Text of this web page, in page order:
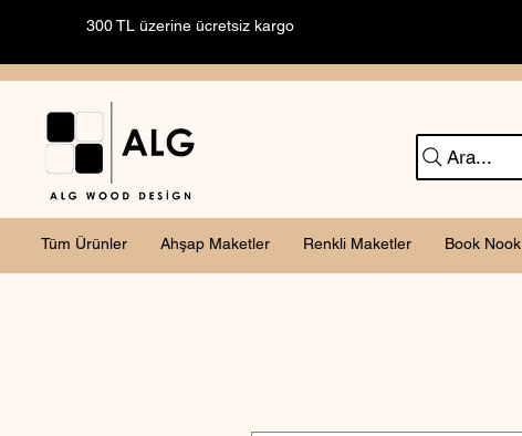
300 TL üzerine ücretsiz kargo
Ara...
Tüm Ürünler Ahşap Maketler Renkli Maketler Book Nook